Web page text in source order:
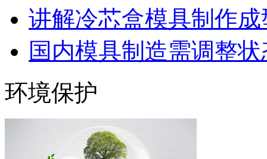
讲解冷芯盒模具制作
国内模具制造需调整
环境保护